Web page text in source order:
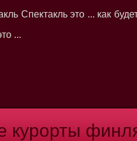
Спектакль это ... как
...
курорты